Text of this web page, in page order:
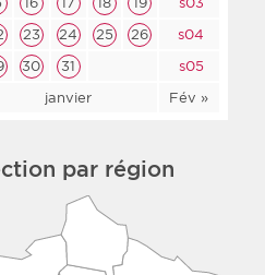
janvier Fév »
23 24 25 26
s04
30 31 s05
par région